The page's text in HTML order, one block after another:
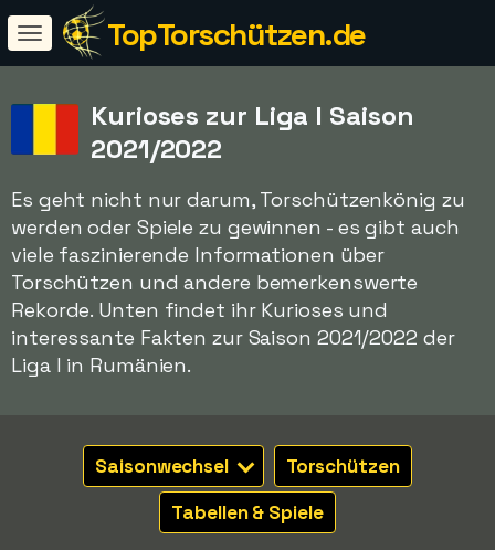
TopTorschützen.de
Kurioses zur Liga I Saison
2021/2022
Es geht nicht nur darum, Torschützenkönig zu
werden oder Spiele zu gewinnen - es gibt auch
viele faszinierende Informationen über
Torschützen und andere bemerkenswerte
Rekorde. Unten findet ihr Kurioses und
interessante Fakten zur Saison 2021/2022 der
Liga I in Rumänien.
Saisonwechsel
Torschützen
Tabellen & Spiele